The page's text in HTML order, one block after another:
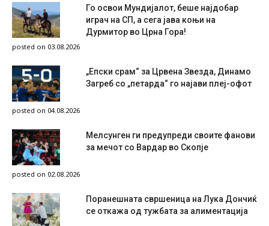
Го освои Мундијалот, беше најдобар
играч на СП, а сега јава коњи на
Дурмитор во Црна Гора!
posted on 03.08.2026
„Епски срам“ за Црвена Звезда, Динамо
Загреб со „петарда“ го најави плеј-офот
posted on 04.08.2026
Мелсунген ги предупреди своите фанови
за мечот со Вардар во Скопје
posted on 02.08.2026
Поранешната свршеница на Лука Дончиќ
се откажа од тужбата за алиментација